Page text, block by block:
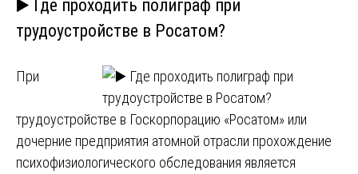
▶️ Где проходить полиграф при
трудоустройстве в Росатом?
При
трудоустройстве в Госкорпорацию «Росатом» или
дочерние предприятия атомной отрасли прохождение
психофизиологического обследования является